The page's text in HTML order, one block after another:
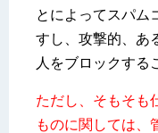
とによってスパム
すし、攻撃的、あ
人をブロックする
ただし、そもそも
ものに関しては、